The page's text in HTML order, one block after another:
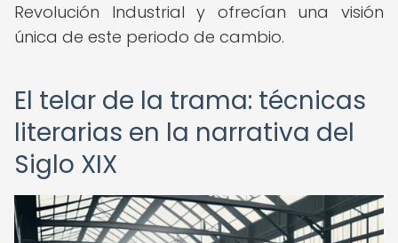
Revolución Industrial y ofrecían una visión
única de este periodo de cambio.
El telar de la trama: técnicas
literarias en la narrativa del
Siglo XIX